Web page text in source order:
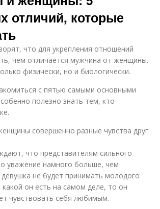
отличий, которые
что для укрепления отношений
чем отличается мужчина от женщины.
физически, но и биологически.
с пятью самыми основными
полезно знать тем, кто
совершенно разные чувства друг
что представителям сильного
уважение намного больше, чем
не будет принимать молодого
какой он есть на самом деле, то он
чувствовать себя любимым.